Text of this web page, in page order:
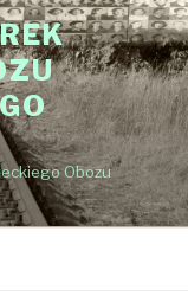
Obozu